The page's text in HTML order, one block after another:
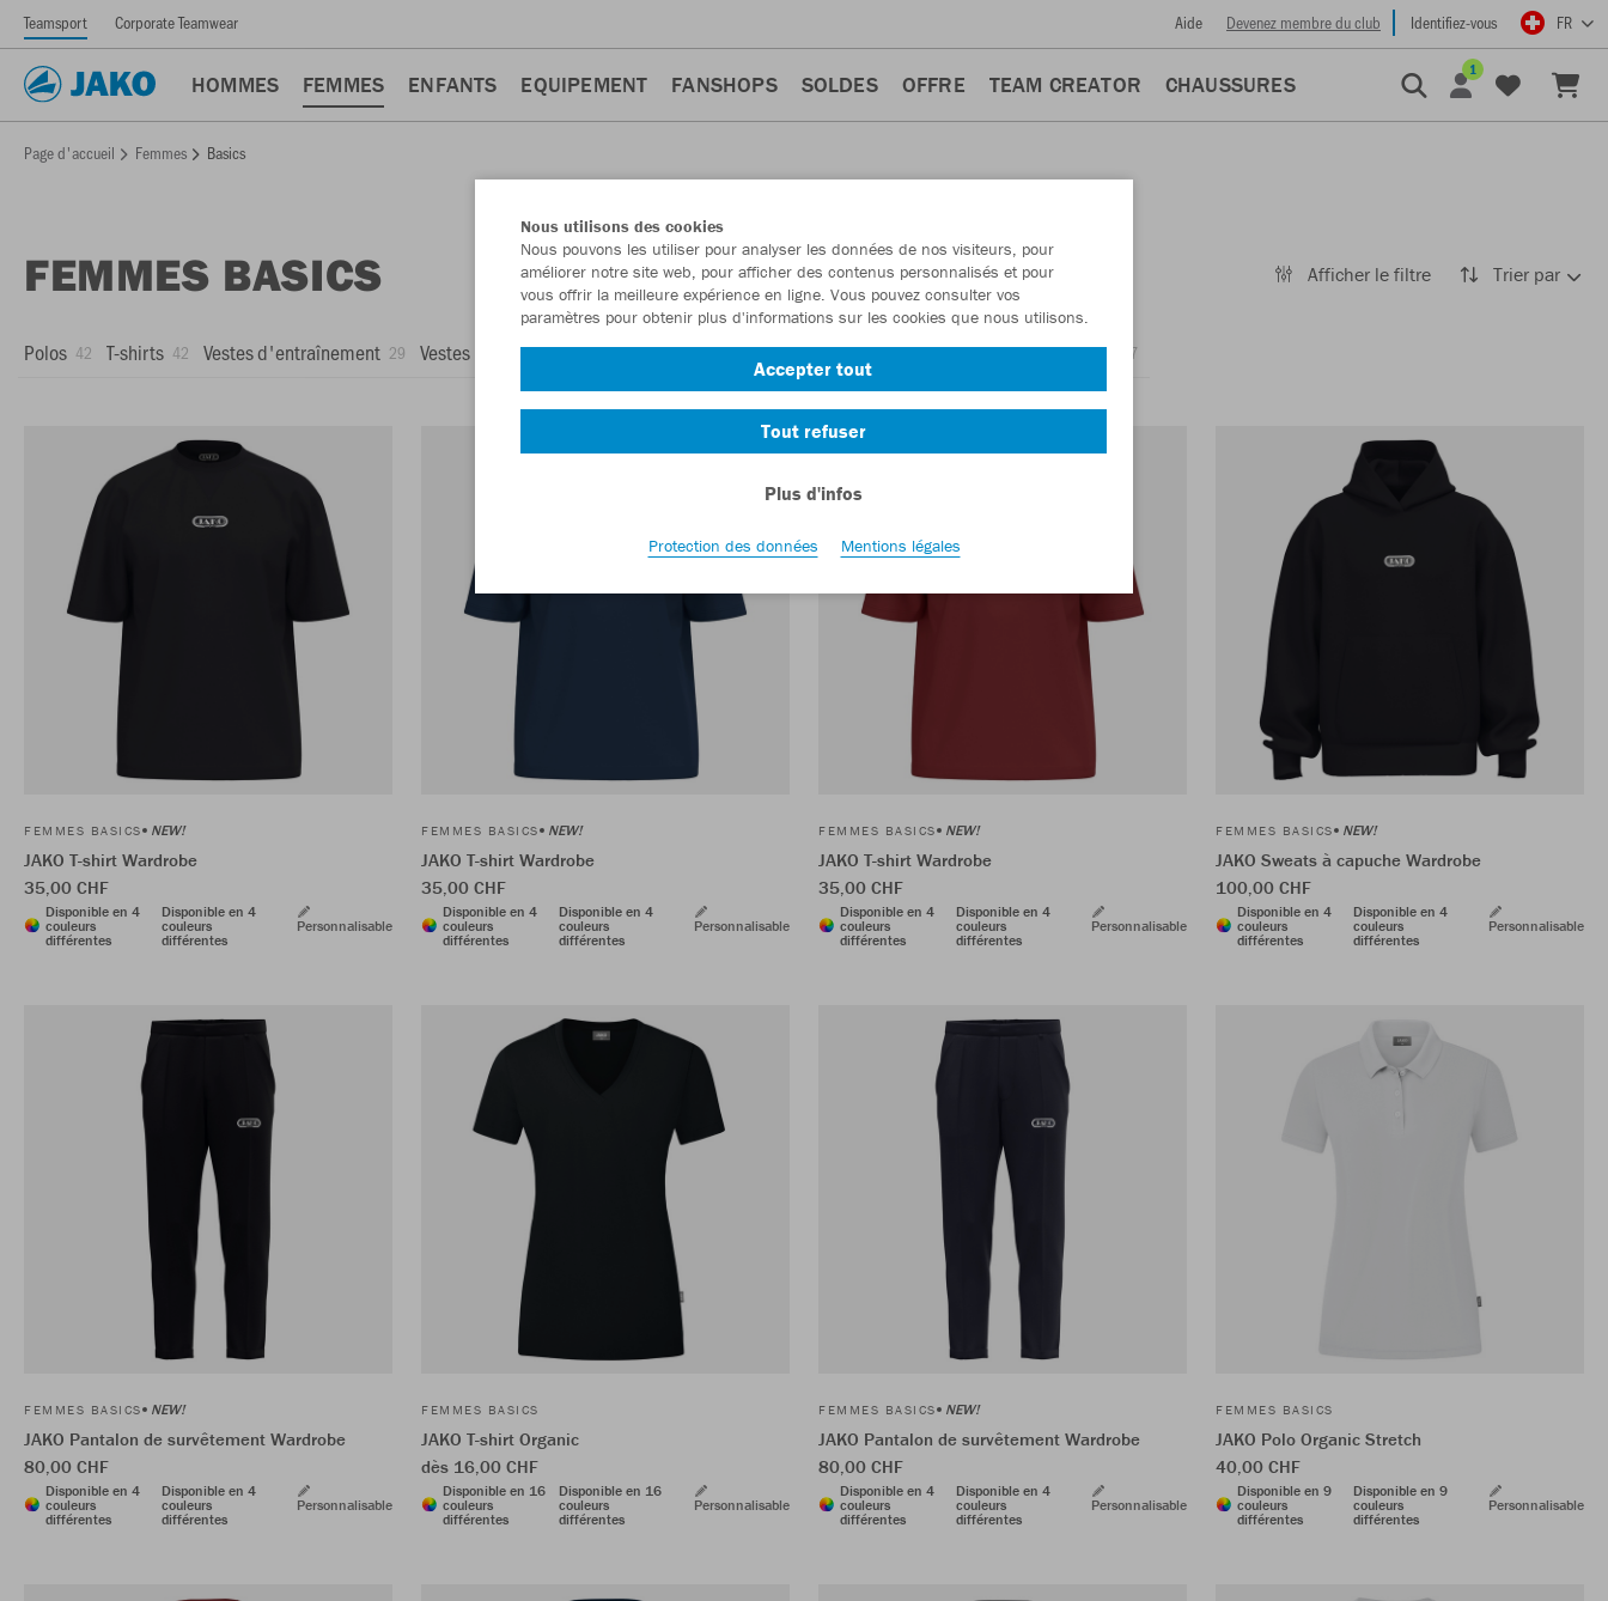
Teamsport Corporate Teamwear Aide Devenez membre du club Identifiez-vous FR
HOMMES FEMMES ENFANTS EQUIPEMENT FANSHOPS SOLDES OFFRE TEAM CREATOR CHAUSSURES
1
Page d'accueil Femmes Basics
FEMMES BASICS Afficher le filtre Trier par
Polos 42 T-shirts 42 Vestes d'entraînement 29 Vestes Shorts 16 Pantalons 15 Sweats 10 Pantalons d'entraînement 9 Ziptops 7
FEMMES BASICS NEW!
JAKO T-shirt Wardrobe
35,00 CHF
Disponible en 4
couleurs
différentes
Disponible en 4
couleurs
différentes
Personnalisable
FEMMES BASICS NEW!
JAKO T-shirt Wardrobe
35,00 CHF
Disponible en 4
couleurs
différentes
Disponible en 4
couleurs
différentes
Personnalisable
FEMMES BASICS NEW!
JAKO T-shirt Wardrobe
35,00 CHF
Disponible en 4
couleurs
différentes
Disponible en 4
couleurs
différentes
Personnalisable
FEMMES BASICS NEW!
JAKO Sweats à capuche Wardrobe
100,00 CHF
Disponible en 4
couleurs
différentes
Disponible en 4
couleurs
différentes
Personnalisable
FEMMES BASICS NEW!
JAKO Pantalon de survêtement Wardrobe
80,00 CHF
Disponible en 4
couleurs
différentes
Disponible en 4
couleurs
différentes
Personnalisable
FEMMES BASICS
JAKO T-shirt Organic
dès 16,00 CHF
Disponible en 16
couleurs
différentes
Disponible en 16
couleurs
différentes
Personnalisable
FEMMES BASICS NEW!
JAKO Pantalon de survêtement Wardrobe
80,00 CHF
Disponible en 4
couleurs
différentes
Disponible en 4
couleurs
différentes
Personnalisable
FEMMES BASICS
JAKO Polo Organic Stretch
40,00 CHF
Disponible en 9
couleurs
différentes
Disponible en 9
couleurs
différentes
Personnalisable
Nous utilisons des cookies
Nous pouvons les utiliser pour analyser les données de nos visiteurs, pour
améliorer notre site web, pour afficher des contenus personnalisés et pour
vous offrir la meilleure expérience en ligne. Vous pouvez consulter vos
paramètres pour obtenir plus d'informations sur les cookies que nous utilisons.
Accepter tout
Tout refuser
Plus d'infos
Protection des données Mentions légales